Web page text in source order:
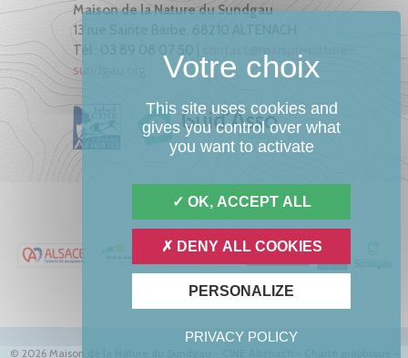
Maison de la Nature du Sundgau
13 rue Sainte Barbe, 68210 ALTENACH
Tél : 03 89 08 07 50 |
sundgau.org
© 2026 Maison de la Nature du Sundgau - CINE Altenach -
This site uses cookies and
gives you control over what
you want to activate
OK, ACCEPT ALL
DENY ALL COOKIES
PERSONALIZE
PRIVACY POLICY